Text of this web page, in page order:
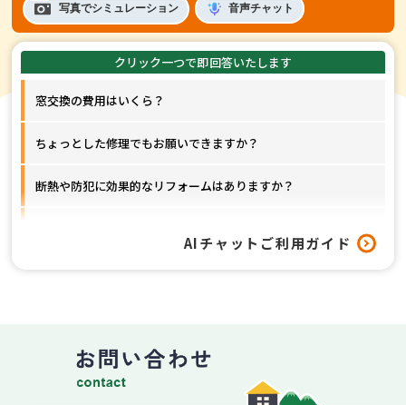
３．開示等の請求等
お客様等が個人情報の利用目的の通知、個人情報
合は、希望される方が本人であることを確認の上
守するとともに正確かつ最新の内容に保ち安全管
弊社では、お客様等の個人情報の安全管理が図ら
れるよう従業者に対する必要かつ適切な監督を致
します。また、従業者に対して個人情報の適正な
写真でシミュレーション 音声チャット
窓交換の費用はいくら？
ちょっとした修理でもお願いできますか？
断熱や防犯に効果的なリフォームはありますか？
AIチャットご利用ガイド